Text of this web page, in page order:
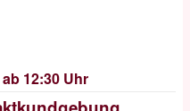
12:30 Uhr